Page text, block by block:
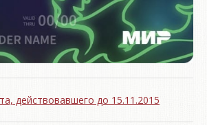
действовавшего до 15.11.2015